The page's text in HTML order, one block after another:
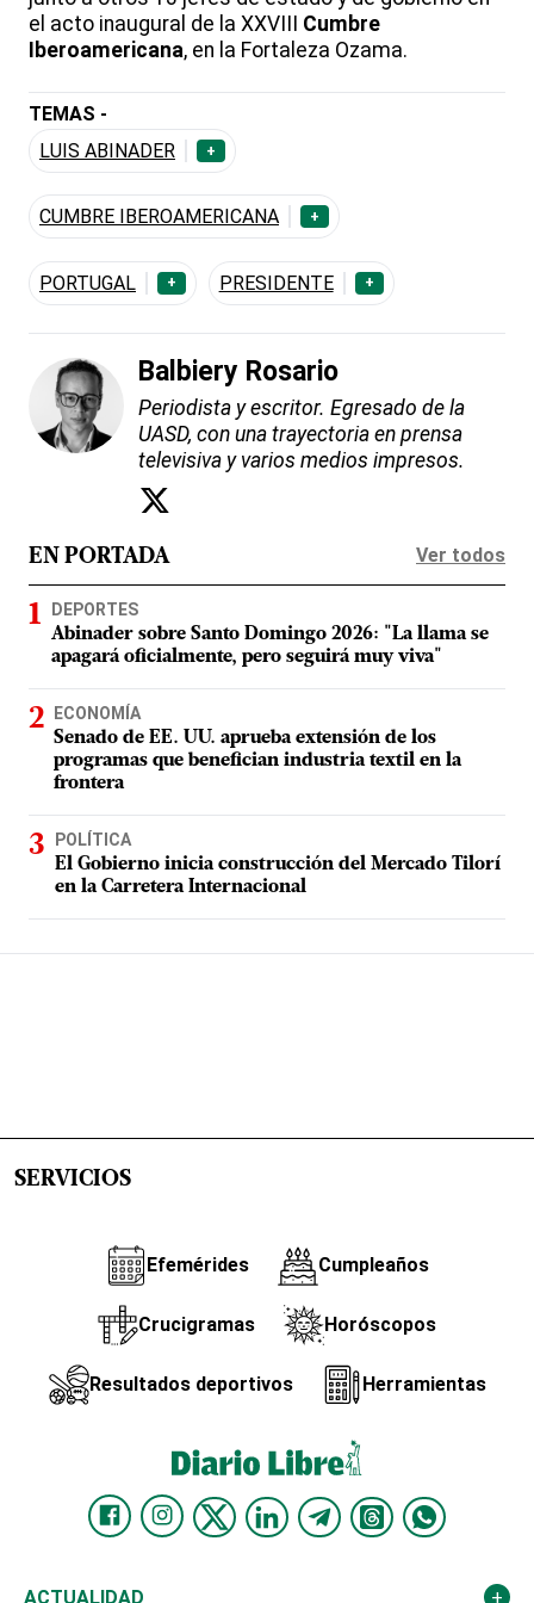
el acto inaugural de la XXVIII Cumbre
Iberoamericana, en la Fortaleza Ozama.
TEMAS -
LUIS ABINADER
+
CUMBRE IBEROAMERICANA +
PORTUGAL + PRESIDENTE +
Balbiery Rosario
Periodista y escritor. Egresado de la
UASD, con una trayectoria en prensa
televisiva y varios medios impresos.
EN PORTADA Ver todos
DEPORTES
Abinader sobre Santo Domingo 2026: "La llama se
apagará oficialmente, pero seguirá muy viva"
ECONOMÍA
Senado de EE. UU. aprueba extensión de los
programas que benefician industria textil en la
frontera
POLÍTICA
El Gobierno inicia construcción del Mercado Tilorí
en la Carretera Internacional
SERVICIOS
Efemérides Cumpleaños
Crucigramas Horóscopos
Resultados deportivos Herramientas
ACTUALIDAD